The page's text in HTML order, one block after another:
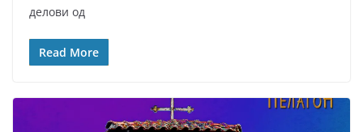
делови од
Read More